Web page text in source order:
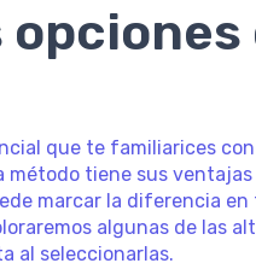
que te familiarices
método tiene sus
marcar la diferencia
algunas de las
al seleccionarlas.